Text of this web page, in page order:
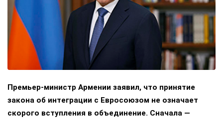
Премьер-министр Армении заявил, что принятие
закона об интеграции с Евросоюзом не означает
скорого вступления в объединение. Сначала —